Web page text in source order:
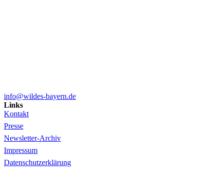
info@wildes-bayern.de
Links
Kontakt
Presse
Newsletter-Archiv
Impressum
Datenschutzerklärung